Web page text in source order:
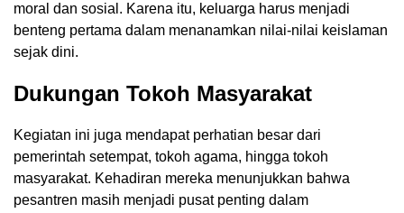
moral dan sosial. Karena itu, keluarga harus menjadi
benteng pertama dalam menanamkan nilai-nilai keislaman
sejak dini.
Dukungan Tokoh Masyarakat
Kegiatan ini juga mendapat perhatian besar dari
pemerintah setempat, tokoh agama, hingga tokoh
masyarakat. Kehadiran mereka menunjukkan bahwa
pesantren masih menjadi pusat penting dalam